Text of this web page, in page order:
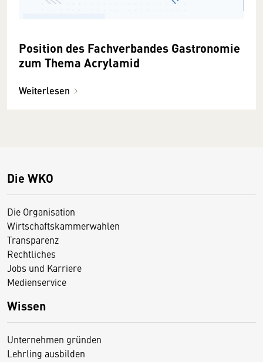
Position des Fachverbandes Gastronomie
zum Thema Acrylamid
Weiterlesen
Die WKO
Die Organisation
Wirtschaftskammerwahlen
Transparenz
Rechtliches
Jobs und Karriere
Medienservice
Wissen
Unternehmen gründen
Lehrling ausbilden